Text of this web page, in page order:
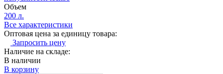
Объем
200 л.
Все характеристики
Оптовая цена за единицу товара:
Запросить цену
Наличие на складе:
В наличии
В корзину